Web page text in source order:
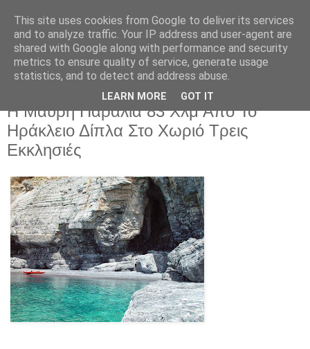
Πέμπτη 17 Ιουλίου 2025
Η Μαύρη Παραλία 83 Χλμ Από Το
Ηράκλειο Δίπλα Στο Χωριό Τρεις
Εκκλησιές
This site uses cookies from Google to deliver its services
and to analyze traffic. Your IP address and user-agent are
shared with Google along with performance and security
metrics to ensure quality of service, generate usage
statistics, and to detect and address abuse.
LEARN MORE GOT IT